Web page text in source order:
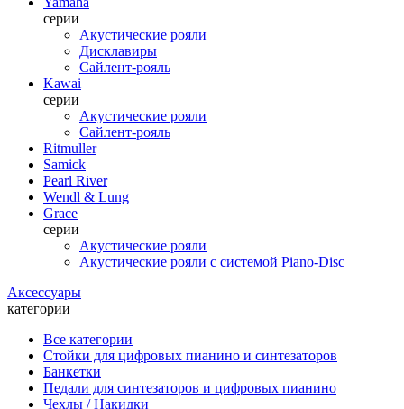
серии
Акустические рояли
Дисклавиры
Сайлент-рояль
Kawai
серии
Акустические рояли
Сайлент-рояль
Ritmuller
Samick
Pearl River
Wendl & Lung
Grace
серии
Акустические рояли
Акустические рояли с системой Piano-Disc
Аксессуары
категории
Все категории
Стойки для цифровых пианино и синтезаторов
Банкетки
Педали для синтезаторов и цифровых пианино
Чехлы / Накидки